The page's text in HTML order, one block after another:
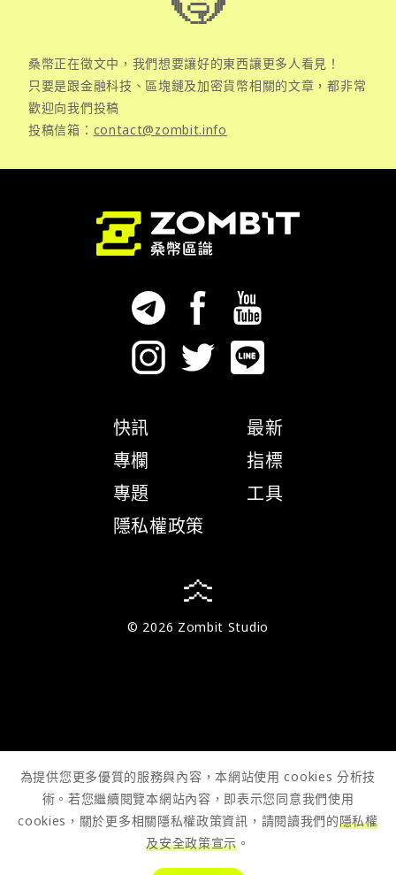
桑幣正在徵文中，我們想要讓好的東西讓更多人看見！
只要是跟金融科技、區塊鏈及加密貨幣相關的文章，都非常
歡迎向我們投稿
投稿信箱： contact@zombit.info
快訊
專欄
專題
隱私權政策
最新
指標
工具
© 2026 Zombit Studio
為提供您更多優質的服務與內容，本網站使用 cookies 分析技
術。若您繼續閱覽本網站內容，即表示您同意我們使用
cookies，關於更多相關隱私權政策資訊，請閱讀我們的隱私權
及安全政策宣示 。